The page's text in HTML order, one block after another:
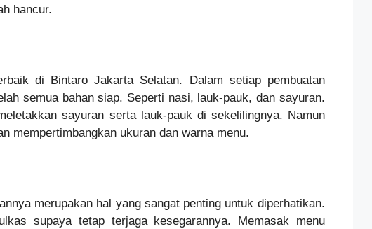
hancur.
di Bintaro Jakarta Selatan. Dalam setiap pembuatan
semua bahan siap. Seperti nasi, lauk-pauk, dan sayuran.
sayuran serta lauk-pauk di sekelilingnya. Namun
mempertimbangkan ukuran dan warna menu.
merupakan hal yang sangat penting untuk diperhatikan.
supaya tetap terjaga kesegarannya. Memasak menu